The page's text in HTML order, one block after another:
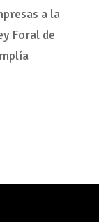
a la
Foral de